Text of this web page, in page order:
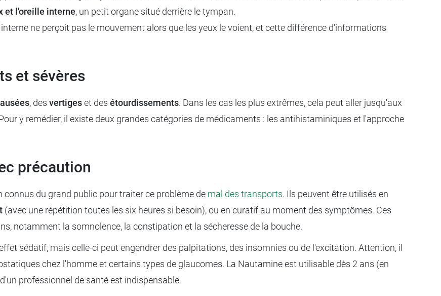
et l'oreille interne, un petit organe situé derrière le tympan.
ne perçoit pas le mouvement alors que les yeux le voient, et cette différence d'informations
et sévères
, des vertigeset des étourdissements. Dans les cas les plus extrêmes, cela peut aller jusqu'aux
y remédier, il existe deux grandes catégories de médicaments : les antihistaminiques et l'approche
précaution
du grand public pour traiter ce problème de mal des transports. Ils peuvent être utilisés en
(avec une répétition toutes les six heures si besoin), ou en curatif au moment des symptômes. Ces
notamment la somnolence, la constipation et la sécheresse de la bouche.
sédatif, mais celle-ci peut engendrer des palpitations, des insomnies ou de l'excitation. Attention, il
chez l'homme et certains types de glaucomes. La Nautamine est utilisable dès 2 ans (en
professionnel de santé est indispensable.